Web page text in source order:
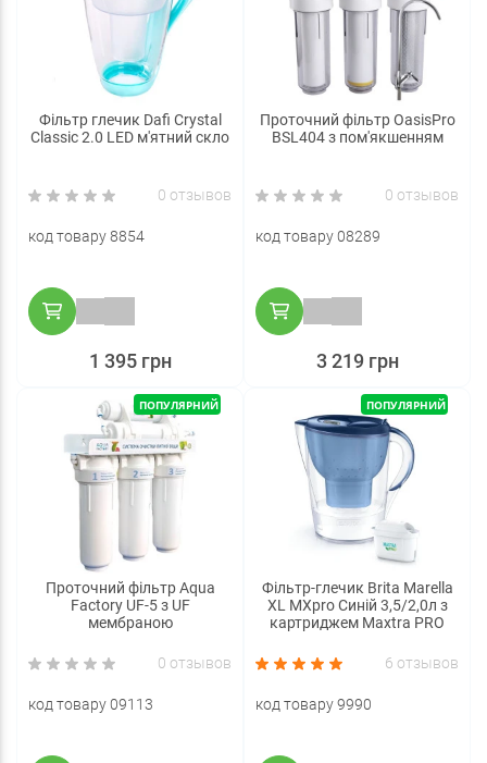
Фільтр глечик Dafi Crystal
Classic 2.0 LED м'ятний скло
0 отзывов
код товару 8854
1 395 грн
Проточний фільтр OasisPro
BSL404 з пом'якшенням
0 отзывов
код товару 08289
3 219 грн
ПОПУЛЯРНИЙ
Проточний фільтр Aqua
Factory UF-5 з UF
мембраною
0 отзывов
код товару 09113
ПОПУЛЯРНИЙ
Фільтр-глечик Brita Marella
XL MXpro Синій 3,5/2,0л з
картриджем Maxtra PRO
6 отзывов
код товару 9990